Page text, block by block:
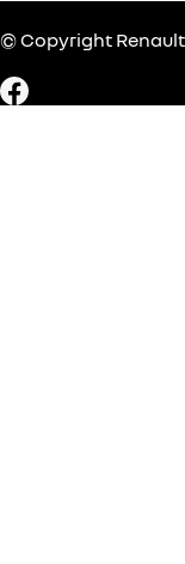
© Copyright Renault